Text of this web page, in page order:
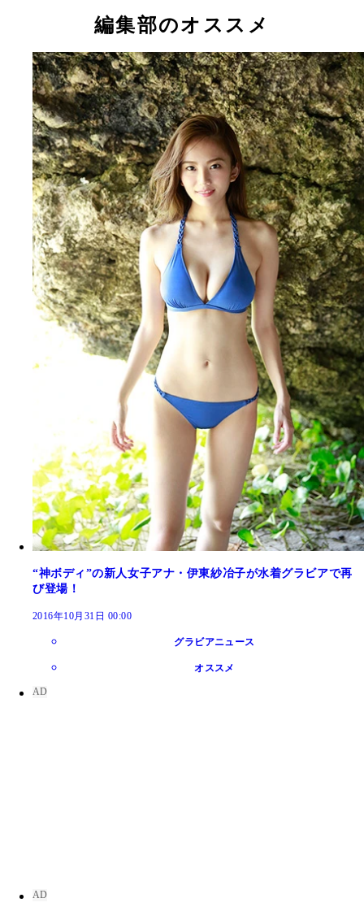
編集部のオススメ
“神ボディ”の新人女子アナ・伊東紗冶子が水着グラビアで再
び登場！
2016年10月31日 00:00
グラビアニュース
オススメ